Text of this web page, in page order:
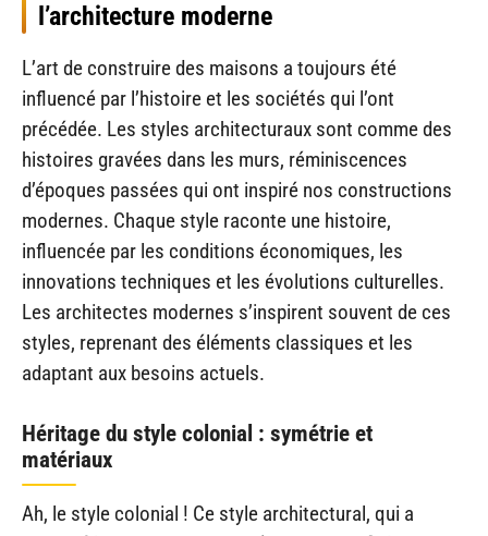
l’architecture moderne
L’art de construire des maisons a toujours été
influencé par l’histoire et les sociétés qui l’ont
précédée. Les styles architecturaux sont comme des
histoires gravées dans les murs, réminiscences
d’époques passées qui ont inspiré nos constructions
modernes. Chaque style raconte une histoire,
influencée par les conditions économiques, les
innovations techniques et les évolutions culturelles.
Les architectes modernes s’inspirent souvent de ces
styles, reprenant des éléments classiques et les
adaptant aux besoins actuels.
Héritage du style colonial : symétrie et
matériaux
Ah, le style colonial ! Ce style architectural, qui a